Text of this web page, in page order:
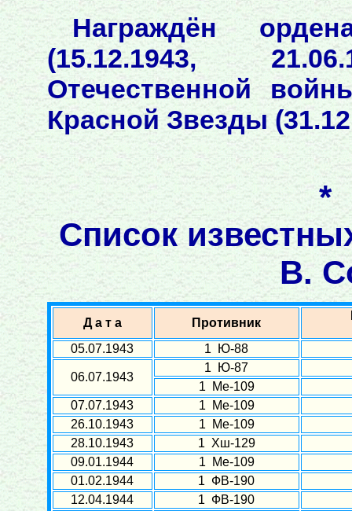
Награждён
(15.12.1943,
Отечественной
Красной Звезды
Список
В.
Д а т а Противник
05.07.1943
1 Ю-88
06.07.1943
1 Ю-87
1 Ме-109
07.07.1943
1 Ме-109
26.10.1943
1 Ме-109
28.10.1943
1 Хш-129
09.01.1944
1 Ме-109
01.02.1944
1 ФВ-190
12.04.1944
1 ФВ-190